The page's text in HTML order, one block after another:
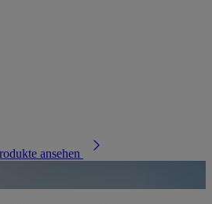
ansehen